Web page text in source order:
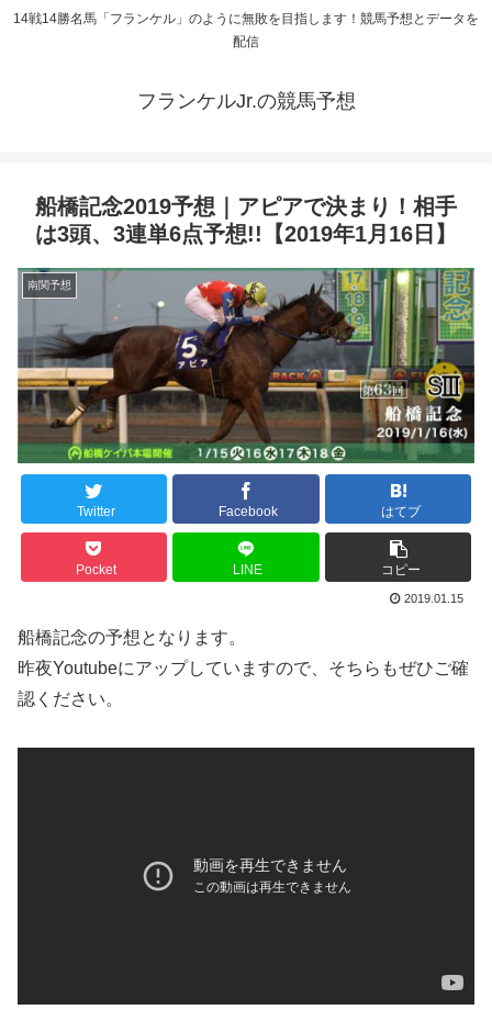
14戦14勝名馬「フランケル」のように無敗を目指します！競馬予想とデータを
配信
フランケルJr.の競馬予想
船橋記念2019予想｜アピアで決まり！相手
は3頭、3連単6点予想!!【2019年1月16日】
南関予想
Twitter Facebook はてブ
Pocket LINE コピー
2019.01.15
船橋記念の予想となります。
昨夜Youtubeにアップしていますので、そちらもぜひご確
認ください。